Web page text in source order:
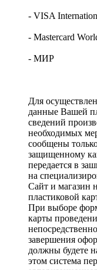
- VISA
- Mastercard
- МИР
Для
данные Вашей
сведений
необходимых
сообщены
защищенному
передается в
на
Сайт и магазин
пластиковой
При выборе
карты
завершения
должны будете
этом система